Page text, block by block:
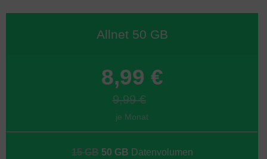
Allnet 50 GB
8,99 €
9,99 €
je Monat
15 GB50 GB Datenvolumen